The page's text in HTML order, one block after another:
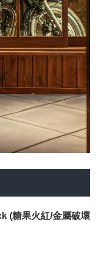
(糖果火紅/金屬破壞